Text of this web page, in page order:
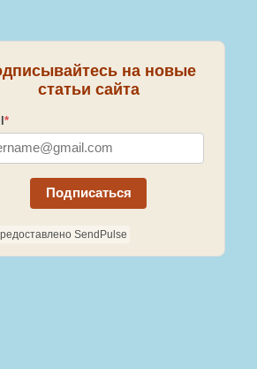
на новые
статьи сайта
*
Подписаться
SendPulse